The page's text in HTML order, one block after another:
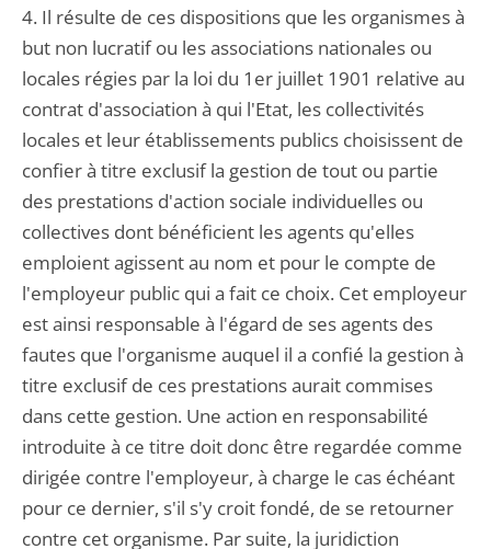
4. Il résulte de ces dispositions que les organismes à
but non lucratif ou les associations nationales ou
locales régies par la loi du 1er juillet 1901 relative au
contrat d'association à qui l'Etat, les collectivités
locales et leur établissements publics choisissent de
confier à titre exclusif la gestion de tout ou partie
des prestations d'action sociale individuelles ou
collectives dont bénéficient les agents qu'elles
emploient agissent au nom et pour le compte de
l'employeur public qui a fait ce choix. Cet employeur
est ainsi responsable à l'égard de ses agents des
fautes que l'organisme auquel il a confié la gestion à
titre exclusif de ces prestations aurait commises
dans cette gestion. Une action en responsabilité
introduite à ce titre doit donc être regardée comme
dirigée contre l'employeur, à charge le cas échéant
pour ce dernier, s'il s'y croit fondé, de se retourner
contre cet organisme. Par suite, la juridiction